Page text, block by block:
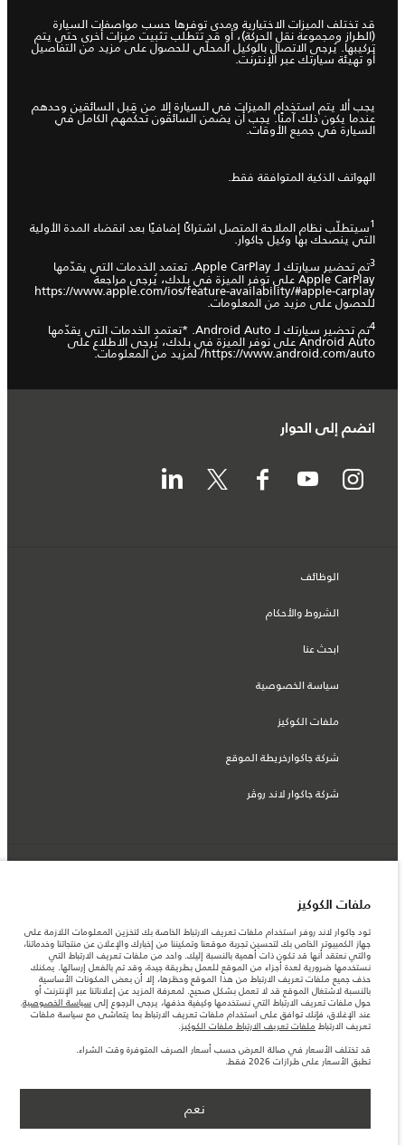
قد تختلف الميزات الاختيارية ومدى توفرها حسب مواصفات السيارة
(الطراز ومجموعة نقل الحركة)، أو قد تتطلب تثبيت ميزات أخرى حتى يتم
تركيبها. يُرجى الاتصال بالوكيل المحلّي للحصول على مزيد من التفاصيل
أو تهيئة سيارتك عبر الإنترنت.
يجب ألا يتم استخدام الميزات في السيارة إلا من قِبل السائقين وحدهم
عندما يكون ذلك آمنًا. يجب أن يضمن السائقون تحكمهم الكامل في
السيارة في جميع الأوقات.
الهواتف الذكية المتوافقة فقط.
1سيتطلّب نظام الملاحة المتصل اشتراكًا إضافيًا بعد انقضاء المدة الأولية
التي ينصحك بها وكيل جاكوار.
3 تم تحضير سيارتك لـ Apple CarPlay. تعتمد الخدمات التي يقدّمها
Apple CarPlay على توفر الميزة في بلدك، يُرجى مراجعة
https://www.apple.com/ios/feature-availability/#apple-carplay
للحصول على مزيد من المعلومات.
4 تم تحضير سيارتك لـ Android Auto. *تعتمد الخدمات التي يقدّمها
Android Auto على توفر الميزة في بلدك، يُرجى الاطلاع على
https://www.android.com/auto/ لمزيد من المعلومات.
انضم إلى الحوار
الوظائف
الشروط والأحكام
ابحث عنا
سياسة الخصوصية
ملفات الكوكيز
شركة جاكوارخريطة الموقع
شركة جاكوار لاند روڤر
قطر, الفردان بريميير موتورز (ذ.م.م.)
المعلومات والمواصفات والأسعار والألوان المذكورة على هذا الموقع قد تختلف من بلد إلى
آخر، كما أنّها قد تتغير بدون إشعار مسبق. الرجاء التواصل مع وكيلنا المحلي للتأكد من توفّرها
والتحقق من الأسعار.
الأرقام المقدمة هي نتيجة لاختبارات المصنع الرسمية وفقاً لتشريعات الاتحاد الأوروبي. قد
يتباين استهلك الوقود الفعلي للمركبة عن ذلك المتحقق في تلك الاختبارات كما أن هذه
الأرقام بغرض المقارنة فحسب.
قد تختلف الأسعار في صالة العرض حسب أسعار الصرف المتوفرة وقت الشراء.
ملاحظة مهمة حول الصور والمواصفات. إن النقص العالمي في أشباه الموصلات يؤثر حاليًا
في مواصفات تصميم السيارات وتوفر الخيارات وتوقيتات التصاميم. هذا ظرف ديناميكي
للغاية، ونتيجة لذلك، قد لا تمثّل الصور المستخدَمة ضمن موقع الويب حاليًا المواصفات الحالية
بالكامل بالنسبة إلى الميزات والخيارات والحلية ومجموعات الألوان. يرجى استشارة وكيلك الذي
ملفات الكوكيز
تود جاكوار لاند روفر استخدام ملفات تعريف الارتباط الخاصة بك لتخزين المعلومات اللازمة على
جهاز الكمبيوتر الخاص بك لتحسين تجربة موقعنا وتمكيننا من إخبارك والإعلان عن منتجاتنا وخدماتنا،
والتي نعتقد أنها قد تكون ذات أهمية بالنسبة إليك. واحد من ملفات تعريف الارتباط التي
نستخدمها ضرورية لعدة أجزاء من الموقع للعمل بطريقة جيدة، وقد تم بالفعل إرسالها. يمكنك
حذف جميع ملفات تعريف الارتباط من هذا الموقع وحظرها، إلا أن بعض المكونات الأساسية
بالنسبة لاشتغال الموقع قد لا تعمل بشكل صحيح. لمعرفة المزيد عن إعلاناتنا عبر الإنترنت أو
حول ملفات تعريف الارتباط التي نستخدمها وكيفية حذفها، يرجى الرجوع إلى سياسة الخصوصية.
عند الإغلاق، فإنك توافق على استخدام ملفات تعريف الارتباط بما يتماشى مع سياسة ملفات
تعريف الارتباط ملفات تعريف الارتباط ملفات الكوكيز.
قد تختلف الأسعار في صالة العرض حسب أسعار الصرف المتوفرة وقت الشراء.
تطبق الأسعار على طرازات 2026 فقط.
نعم